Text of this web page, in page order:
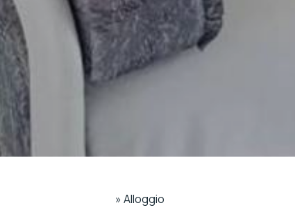
» Alloggio